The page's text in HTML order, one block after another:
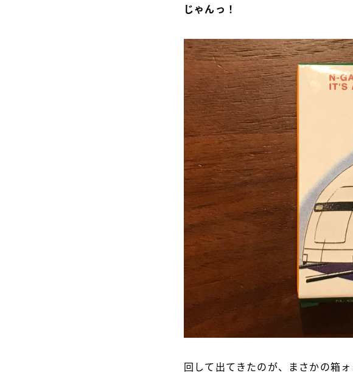
じゃんっ！
回して出てきたのが、まさかの箱ォ